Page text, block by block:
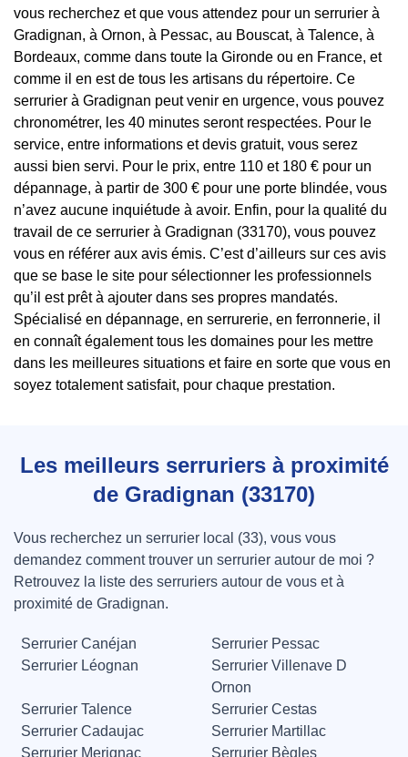
vous recherchez et que vous attendez pour un serrurier à
Gradignan, à Ornon, à Pessac, au Bouscat, à Talence, à
Bordeaux, comme dans toute la Gironde ou en France, et
comme il en est de tous les artisans du répertoire. Ce
serrurier à Gradignan peut venir en urgence, vous pouvez
chronométrer, les 40 minutes seront respectées. Pour le
service, entre informations et devis gratuit, vous serez
aussi bien servi. Pour le prix, entre 110 et 180 € pour un
dépannage, à partir de 300 € pour une porte blindée, vous
n’avez aucune inquiétude à avoir. Enfin, pour la qualité du
travail de ce serrurier à Gradignan (33170), vous pouvez
vous en référer aux avis émis. C’est d’ailleurs sur ces avis
que se base le site pour sélectionner les professionnels
qu’il est prêt à ajouter dans ses propres mandatés.
Spécialisé en dépannage, en serrurerie, en ferronnerie, il
en connaît également tous les domaines pour les mettre
dans les meilleures situations et faire en sorte que vous en
soyez totalement satisfait, pour chaque prestation.
Les meilleurs serruriers à proximité
de Gradignan (33170)
Vous recherchez un serrurier local (33), vous vous
demandez comment trouver un serrurier autour de moi ?
Retrouvez la liste des serruriers autour de vous et à
proximité de Gradignan.
Serrurier Canéjan
Serrurier Pessac
Serrurier Léognan
Serrurier Villenave D
Ornon
Serrurier Talence
Serrurier Cestas
Serrurier Cadaujac
Serrurier Martillac
Serrurier Merignac
Serrurier Bègles